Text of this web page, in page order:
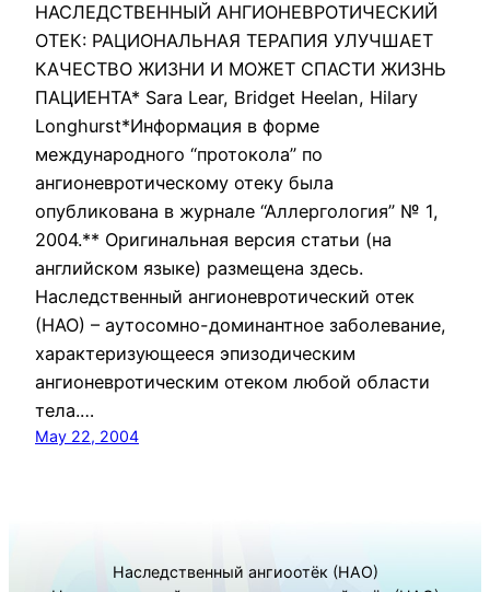
НАСЛЕДСТВЕННЫЙ АНГИОНЕВРОТИЧЕСКИЙ
ОТЕК: РАЦИОНАЛЬНАЯ ТЕРАПИЯ УЛУЧШАЕТ
КАЧЕСТВО ЖИЗНИ И МОЖЕТ СПАСТИ ЖИЗНЬ
ПАЦИЕНТА* Sara Lear, Bridget Heelan, Hilary
Longhurst*Информация в форме
международного “протокола” по
ангионевротическому отеку была
опубликована в журнале “Аллергология” № 1,
2004.** Оригинальная версия статьи (на
английском языке) размещена здесь.
Наследственный ангионевротический отек
(НАО) – аутосомно-доминантное заболевание,
характеризующееся эпизодическим
ангионевротическим отеком любой области
тела.…
May 22, 2004
Наследственный ангиоотёк (НАО)